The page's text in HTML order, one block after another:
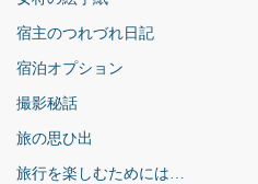
宿主のつれづれ日記
宿泊オプション
撮影秘話
旅の思ひ出
旅行を楽しむためには…